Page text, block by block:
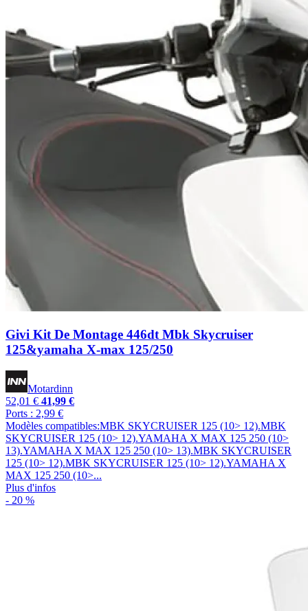
Givi Kit De Montage 446dt Mbk Skycruiser
125&yamaha X-max 125/250
Motardinn
52,01 € 41,99 €
Ports : 2,99 €
Modèles compatibles:MBK SKYCRUISER 125 (10> 12).MBK
SKYCRUISER 125 (10> 12).YAMAHA X MAX 125 250 (10>
13).YAMAHA X MAX 125 250 (10> 13).MBK SKYCRUISER
125 (10> 12).MBK SKYCRUISER 125 (10> 12).YAMAHA X
MAX 125 250 (10>...
Plus d'infos
- 20 %